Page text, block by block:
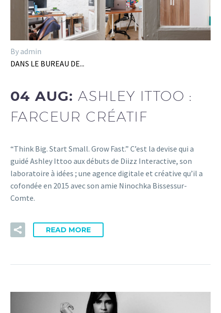
By admin
DANS LE BUREAU DE...
04 AUG:ASHLEY ITTOO :
FARCEUR CRÉATIF
“Think Big. Start Small. Grow Fast.” C’est la devise qui a
guidé Ashley Ittoo aux débuts de Diizz Interactive, son
laboratoire à idées ; une agence digitale et créative qu’il a
cofondée en 2015 avec son amie Ninochka Bissessur-
Comte.
READ MORE